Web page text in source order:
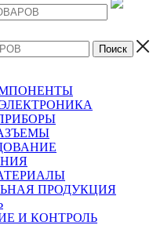
ПРОДУКЦИЯ
И КОНТРОЛЬ